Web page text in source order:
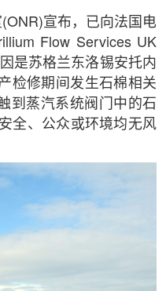
宣布，已向法国电
Flow Services UK
是苏格兰东洛锡安托内
检修期间发生石棉相关
到蒸汽系统阀门中的石
全、公众或环境均无风